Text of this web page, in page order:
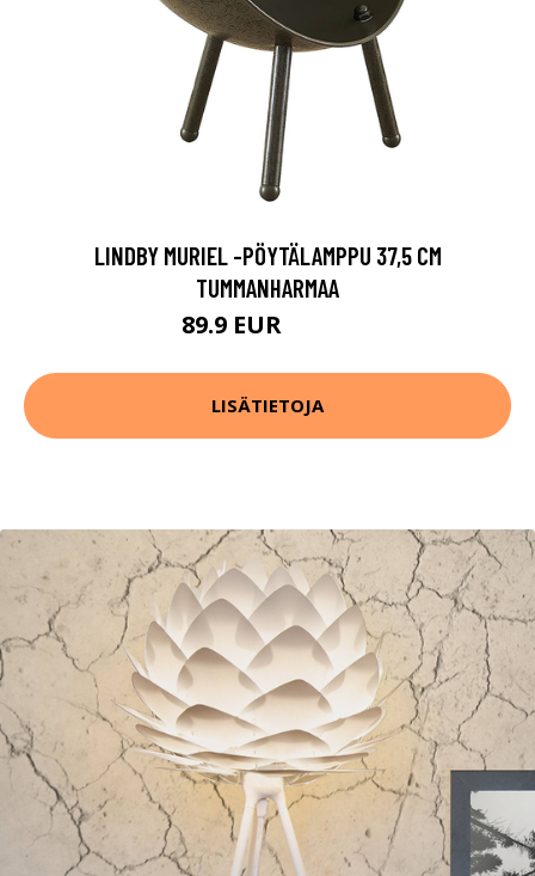
LINDBY MURIEL -PÖYTÄLAMPPU 37,5 CM
TUMMANHARMAA
89.9 EUR
LISÄTIETOJA